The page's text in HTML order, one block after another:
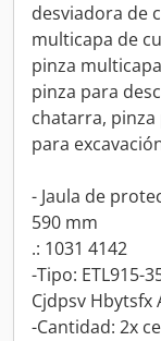
desviadora de
multicapa de
pinza
pinza para
chatarra, pinza
para
- Jaula de
590 mm
.: 1031 4142
-Tipo: ETL915-
Cjdpsv Hbytsfx
-Cantidad: 2x